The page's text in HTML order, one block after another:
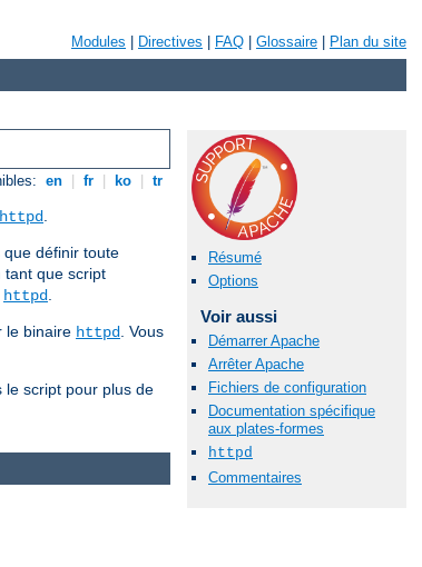
Modules Directives FAQ Glossaire Plan du site
en fr ko tr
httpd.
définir toute
tant que script
httpd.
le binaire httpd. Vous
le script pour plus de
Résumé
Options
Voir aussi
Démarrer Apache
Arrêter Apache
Fichiers de configuration
Documentation spécifique
aux plates-formes
httpd
Commentaires